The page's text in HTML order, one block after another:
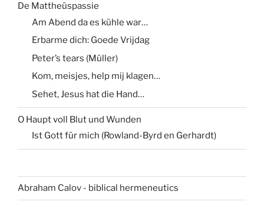
De Mattheüspassie
Am Abend da es kühle war…
Erbarme dich: Goede Vrijdag
Peter’s tears (Müller)
Kom, meisjes, help mij klagen…
Sehet, Jesus hat die Hand…
O Haupt voll Blut und Wunden
Ist Gott für mich (Rowland-Byrd en Gerhardt)
Abraham Calov - biblical hermeneutics